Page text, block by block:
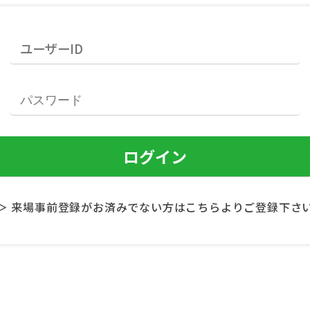
来場事前登録がお済みでない方はこちらよりご登録下さ